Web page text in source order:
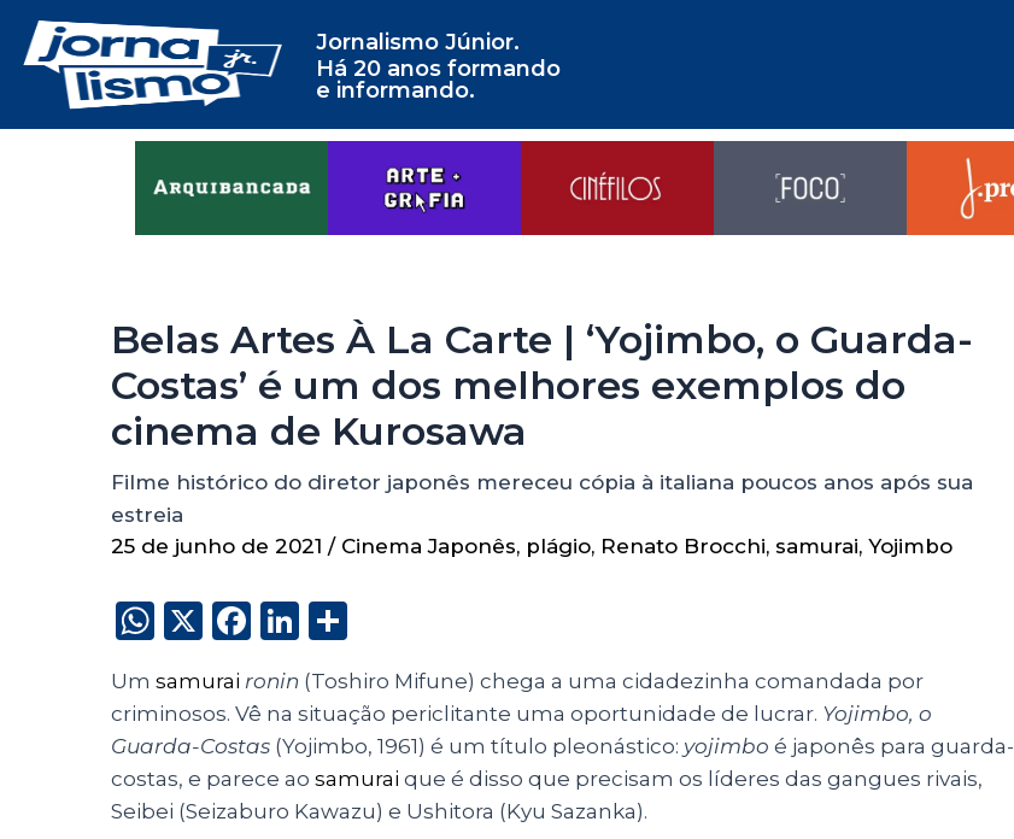
Jornalismo Júnior.
Há 20 anos formando
e informando.
Belas Artes À La Carte | ‘Yojimbo, o Guarda-
Costas’ é um dos melhores exemplos do
cinema de Kurosawa
Filme histórico do diretor japonês mereceu cópia à italiana poucos anos após sua
estreia
25 de junho de 2021 / Cinema Japonês, plágio, Renato Brocchi, samurai, Yojimbo
W
a
ts
A
p
X
F
c
e
b
o
Li
k
e
dI
n
a
re
Um samurai ronin (Toshiro Mifune) chega a uma cidadezinha comandada por
criminosos. Vê na situação periclitante uma oportunidade de lucrar. Yojimbo, o
Guarda-Costas (Yojimbo, 1961) é um título pleonástico: yojimbo é japonês para guarda-
costas, e parece ao samurai que é disso que precisam os líderes das gangues rivais,
Seibei (Seizaburo Kawazu) e Ushitora (Kyu Sazanka).